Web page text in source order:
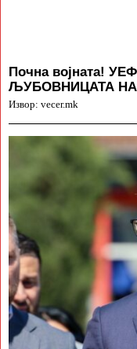
Почна војната!
ЉУБОВНИЦАТА
Извор: vecer.mk